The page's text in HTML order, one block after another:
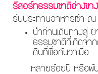
รีสอร์ทธรรมชาติอ่างขาง
รับประทานอาหารเช้า ณ
นำท่านเดินทางสู่
ธรรมชาติที่เกิดจา
ดินที่เชื่อกันว่าเมื่อ
หลายร้อยปี หรือพันปีก่